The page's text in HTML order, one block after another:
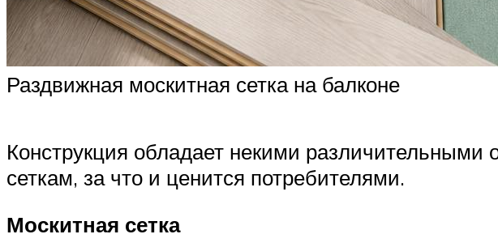
Раздвижная москитная сетка на балконе
Конструкция обладает некими
сеткам, за что и ценится потребителями.
Москитная сетка